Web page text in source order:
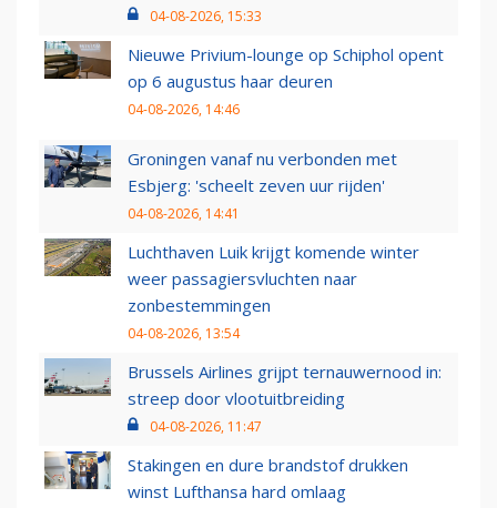
04-08-2026, 15:33
Nieuwe Privium-lounge op Schiphol opent
op 6 augustus haar deuren
04-08-2026, 14:46
Groningen vanaf nu verbonden met
Esbjerg: 'scheelt zeven uur rijden'
04-08-2026, 14:41
Luchthaven Luik krijgt komende winter
weer passagiersvluchten naar
zonbestemmingen
04-08-2026, 13:54
Brussels Airlines grijpt ternauwernood in:
streep door vlootuitbreiding
04-08-2026, 11:47
Stakingen en dure brandstof drukken
winst Lufthansa hard omlaag